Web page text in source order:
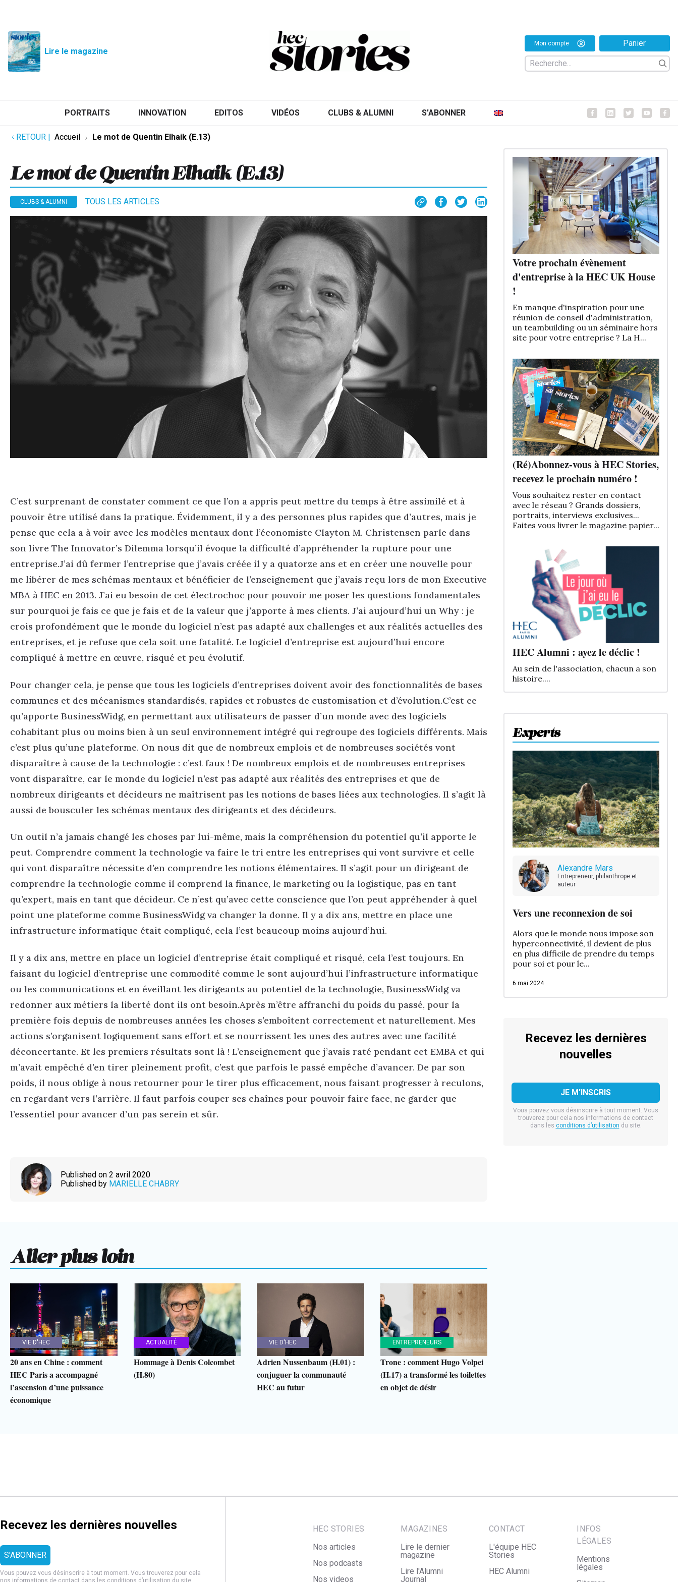
Lire le magazine
Mon compte Panier
PORTRAITS INNOVATION EDITOS VIDÉOS CLUBS & ALUMNI S'ABONNER FacebookFacebookFacebook
RETOUR | Accueil Le mot de Quentin Elhaik (E.13)
Le mot de Quentin Elhaik (E.13)
CLUBS & ALUMNI TOUS LES ARTICLES
C’est surprenant de constater comment ce que l’on a appris peut mettre du temps à être assimilé et à
pouvoir être utilisé dans la pratique. Évidemment, il y a des personnes plus rapides que d’autres, mais je
pense que cela a à voir avec les modèles mentaux dont l’économiste Clayton M. Christensen parle dans
son livre The Innovator’s Dilemma lorsqu’il évoque la difficulté d’appréhender la rupture pour une
entreprise.J’ai dû fermer l’entreprise que j’avais créée il y a quatorze ans et en créer une nouvelle pour
me libérer de mes schémas mentaux et bénéficier de l’enseignement que j’avais reçu lors de mon Executive
MBA à HEC en 2013. J’ai eu besoin de cet électrochoc pour pouvoir me poser les questions fondamentales
sur pourquoi je fais ce que je fais et de la valeur que j’apporte à mes clients. J’ai aujourd’hui un Why : je
crois profondément que le monde du logiciel n’est pas adapté aux challenges et aux réalités actuelles des
entreprises, et je refuse que cela soit une fatalité. Le logiciel d’entreprise est aujourd’hui encore
compliqué à mettre en œuvre, risqué et peu évolutif.
Pour changer cela, je pense que tous les logiciels d’entreprises doivent avoir des fonctionnalités de bases
communes et des mécanismes standardisés, rapides et robustes de customisation et d’évolution.C’est ce
qu’apporte BusinessWidg, en permettant aux utilisateurs de passer d’un monde avec des logiciels
cohabitant plus ou moins bien à un seul environnement intégré qui regroupe des logiciels différents. Mais
c’est plus qu’une plateforme. On nous dit que de nombreux emplois et de nombreuses sociétés vont
disparaître à cause de la technologie : c’est faux ! De nombreux emplois et de nombreuses entreprises
vont disparaître, car le monde du logiciel n’est pas adapté aux réalités des entreprises et que de
nombreux dirigeants et décideurs ne maîtrisent pas les notions de bases liées aux technologies. Il s’agit là
aussi de bousculer les schémas mentaux des dirigeants et des décideurs.
Un outil n’a jamais changé les choses par lui-même, mais la compréhension du potentiel qu’il apporte le
peut. Comprendre comment la technologie va faire le tri entre les entreprises qui vont survivre et celle
qui vont disparaître nécessite d’en comprendre les notions élémentaires. Il s’agit pour un dirigeant de
comprendre la technologie comme il comprend la finance, le marketing ou la logistique, pas en tant
qu’expert, mais en tant que décideur. Ce n’est qu’avec cette conscience que l’on peut appréhender à quel
point une plateforme comme BusinessWidg va changer la donne. Il y a dix ans, mettre en place une
infrastructure informatique était compliqué, cela l’est beaucoup moins aujourd’hui.
Il y a dix ans, mettre en place un logiciel d’entreprise était compliqué et risqué, cela l’est toujours. En
faisant du logiciel d’entreprise une commodité comme le sont aujourd’hui l’infrastructure informatique
ou les communications et en éveillant les dirigeants au potentiel de la technologie, BusinessWidg va
redonner aux métiers la liberté dont ils ont besoin.Après m’être affranchi du poids du passé, pour la
première fois depuis de nombreuses années les choses s’emboîtent correctement et naturellement. Mes
actions s’organisent logiquement sans effort et se nourrissent les unes des autres avec une facilité
déconcertante. Et les premiers résultats sont là ! L’enseignement que j’avais raté pendant cet EMBA et qui
m’avait empêché d’en tirer pleinement profit, c’est que parfois le passé empêche d’avancer. De par son
poids, il nous oblige à nous retourner pour le tirer plus efficacement, nous faisant progresser à reculons,
en regardant vers l’arrière. Il faut parfois couper ses chaînes pour pouvoir faire face, ne garder que
l’essentiel pour avancer d’un pas serein et sûr.
Published on 2 avril 2020
Published by MARIELLE CHABRY
Aller plus loin
VIE D'HEC
20 ans en Chine : comment
HEC Paris a accompagné
l’ascension d’une puissance
économique
ACTUALITÉ
Hommage à Denis Colcombet
(H.80)
VIE D'HEC
Adrien Nussenbaum (H.01) :
conjuguer la communauté
HEC au futur
ENTREPRENEURS
Trone : comment Hugo Volpei
(H.17) a transformé les toilettes
en objet de désir
Experts
Alexandre Mars
Entrepreneur, philanthrope et
auteur
Vers une reconnexion de soi
Alors que le monde nous impose son
hyperconnectivité, il devient de plus
en plus difficile de prendre du temps
pour soi et pour le...
6 mai 2024
Recevez les dernières
nouvelles
Vous pouvez vous désinscrire à tout moment. Vous
trouverez pour cela nos informations de contact
dans les conditions d’utilisation du site.
Votre prochain évènement
d'entreprise à la HEC UK House
!
En manque d'inspiration pour une
réunion de conseil d'administration,
un teambuilding ou un séminaire hors
site pour votre entreprise ? La H...
(Ré)Abonnez-vous à HEC Stories,
recevez le prochain numéro !
Vous souhaitez rester en contact
avec le réseau ? Grands dossiers,
portraits, interviews exclusives...
Faites vous livrer le magazine papier...
HEC Alumni : ayez le déclic !
Au sein de l'association, chacun a son
histoire....
Recevez les dernières nouvelles
Vous pouvez vous désinscrire à tout moment. Vous trouverez pour cela
nos informations de contact dans les conditions d’utilisation du site.
HEC STORIES
Nos articles
Nos podcasts
Nos videos
MAGAZINES
Lire le dernier
magazine
Lire l'Alumni
Journal
CONTACT
L'équipe HEC
Stories
HEC Alumni
INFOS
LÉGALES
Mentions
légales